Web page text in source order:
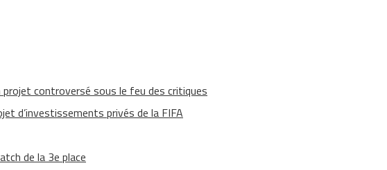
projet controversé sous le feu des critiques
d’investissements privés de la FIFA
de la 3e place